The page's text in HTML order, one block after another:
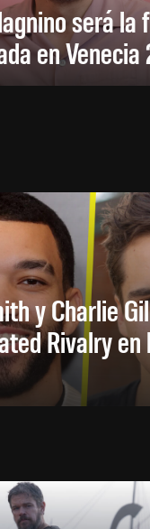
será la
en
y Charlie
Rivalry